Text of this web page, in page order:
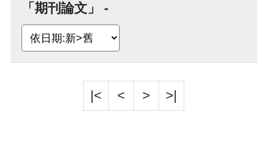
「期刊論文」 -
|< < > >|